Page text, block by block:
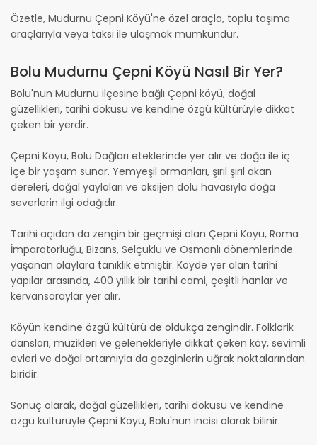
Özetle, Mudurnu Çepni Köyü'ne özel araçla, toplu taşıma
araçlarıyla veya taksi ile ulaşmak mümkündür.
Bolu Mudurnu Çepni Köyü Nasıl Bir Yer?
Bolu'nun Mudurnu ilçesine bağlı Çepni köyü, doğal
güzellikleri, tarihi dokusu ve kendine özgü kültürüyle dikkat
çeken bir yerdir.
Çepni Köyü, Bolu Dağları eteklerinde yer alır ve doğa ile iç
içe bir yaşam sunar. Yemyeşil ormanları, şırıl şırıl akan
dereleri, doğal yaylaları ve oksijen dolu havasıyla doğa
severlerin ilgi odağıdır.
Tarihi açıdan da zengin bir geçmişi olan Çepni Köyü, Roma
İmparatorluğu, Bizans, Selçuklu ve Osmanlı dönemlerinde
yaşanan olaylara tanıklık etmiştir. Köyde yer alan tarihi
yapılar arasında, 400 yıllık bir tarihi cami, çeşitli hanlar ve
kervansaraylar yer alır.
Köyün kendine özgü kültürü de oldukça zengindir. Folklorik
dansları, müzikleri ve gelenekleriyle dikkat çeken köy, sevimli
evleri ve doğal ortamıyla da gezginlerin uğrak noktalarından
biridir.
Sonuç olarak, doğal güzellikleri, tarihi dokusu ve kendine
özgü kültürüyle Çepni Köyü, Bolu'nun incisi olarak bilinir.